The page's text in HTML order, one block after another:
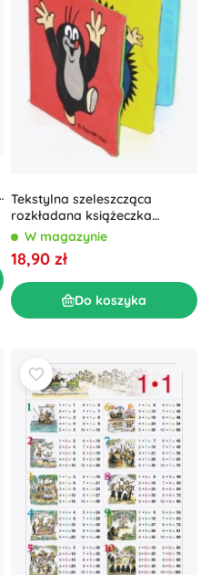
Tekstylna szeleszcząca
rozkładana książeczka
KRECIK 10 × 10 cm
W magazynie
18,90 zł
Do koszyka